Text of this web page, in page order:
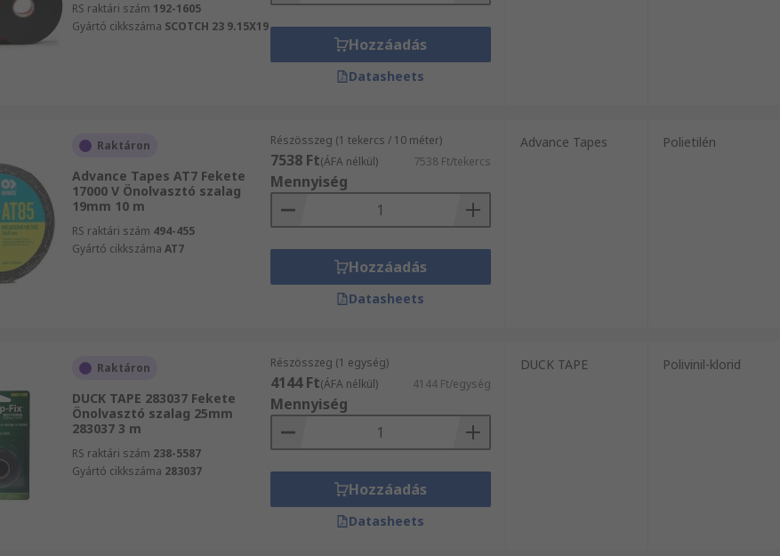
RS raktári szám 192-1605
Gyártó cikkszáma SCOTCH 23 9.15X19
Hozzáadás
Datasheets
Raktáron
Advance Tapes AT7 Fekete
17000 V Önolvasztó szalag
19mm 10 m
RS raktári szám 494-455
Gyártó cikkszáma AT7
Részösszeg (1 tekercs / 10 méter)
7538 Ft(ÁFA nélkül) 7538 Ft/tekercs
Mennyiség
Hozzáadás
Datasheets
Advance Tapes Polietilén
Raktáron
DUCK TAPE 283037 Fekete
Önolvasztó szalag 25mm
283037 3 m
RS raktári szám 238-5587
Gyártó cikkszáma 283037
Részösszeg (1 egység)
4144 Ft(ÁFA nélkül) 4144 Ft/egység
Mennyiség
Hozzáadás
Datasheets
DUCK TAPE Polivinil-klorid